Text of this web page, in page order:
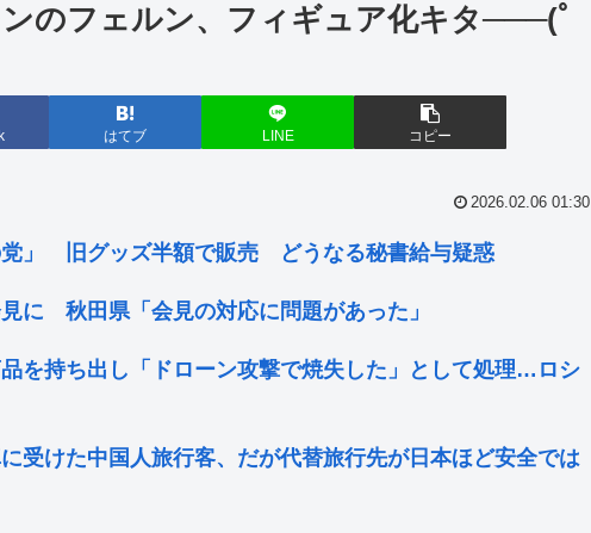
ンのフェルン、フィギュア化キタ───(ﾟ
はてブ LINE コピー
2026.02.06 01:30
党」 旧グッズ半額で販売 どうなる秘書給与疑惑
に 秋田県「会見の対応に問題があった」
を持ち出し「ドローン攻撃で焼失した」として処理…ロシ
受けた中国人旅行客、だが代替旅行先が日本ほど安全では